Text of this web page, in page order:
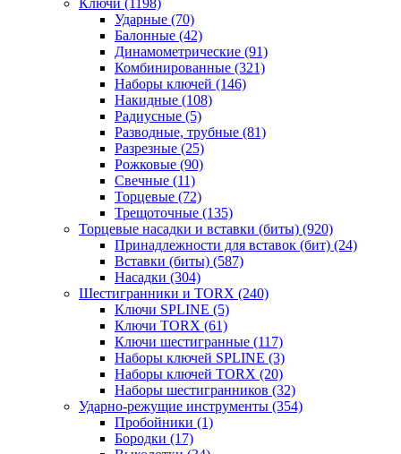
Ключи (1198)
Ударные (70)
Балонные (42)
Динамометрические (91)
Комбинированные (321)
Наборы ключей (146)
Накидные (108)
Радиусные (5)
Разводные, трубные (81)
Разрезные (25)
Рожковые (90)
Свечные (11)
Торцевые (72)
Трещоточные (135)
Торцевые насадки и вставки (биты) (920)
Принадлежности для вставок (бит) (24)
Вставки (биты) (587)
Насадки (304)
Шестигранники и TORX (240)
Ключи SPLINE (5)
Ключи TORX (61)
Ключи шестигранные (117)
Наборы ключей SPLINE (3)
Наборы ключей TORX (20)
Наборы шестигранников (32)
Ударно-режущие инструменты (354)
Пробойники (1)
Бородки (17)